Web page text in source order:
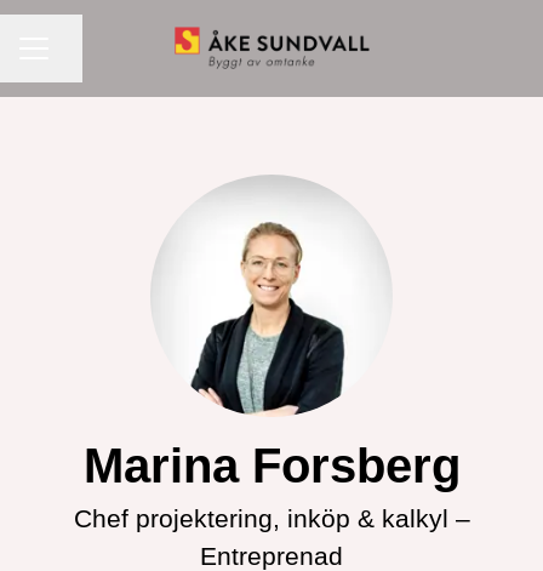
Marina Forsberg
Chef projektering, inköp & kalkyl –
Entreprenad